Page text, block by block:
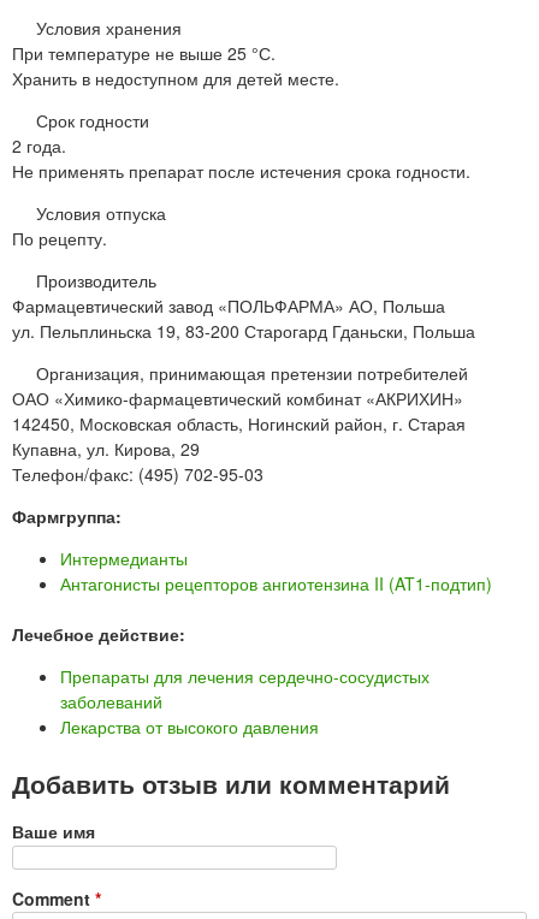
Условия хранения
При температуре не выше 25 °С.
Хранить в недоступном для детей месте.
Срок годности
2 года.
Не применять препарат после истечения срока годности.
Условия отпуска
По рецепту.
Производитель
Фармацевтический завод «ПОЛЬФАРМА» АО, Польша
ул. Пельплиньска 19, 83-200 Старогард Гданьски, Польша
Организация, принимающая претензии потребителей
ОАО «Химико-фармацевтический комбинат «АКРИХИН»
142450, Московская область, Ногинский район, г. Старая
Купавна, ул. Кирова, 29
Телефон/факс: (495) 702-95-03
Фармгруппа:
Интермедианты
Антагонисты рецепторов ангиотензина II (AT1-подтип)
Лечебное действие:
Препараты для лечения сердечно-сосудистых
заболеваний
Лекарства от высокого давления
Добавить отзыв или комментарий
Ваше имя
Comment *